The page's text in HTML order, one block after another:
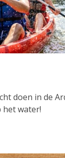
doen in de
water!